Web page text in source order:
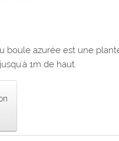
boule azurée est une
1m de haut.